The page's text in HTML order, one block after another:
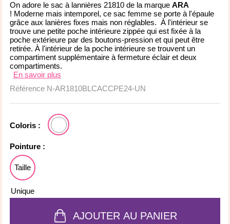
On adore le sac à lannières 21810 de la marque ARA
! Moderne mais intemporel, ce sac femme se porte à l'épaule
grâce aux lanières fixes mais non réglables. À l'intérieur se
trouve une petite poche intérieure zippée qui est fixée à la
poche extérieure par des boutons-pression et qui peut être
retirée. À l'intérieur de la poche intérieure se trouvent un
compartiment supplémentaire à fermeture éclair et deux
compartiments.
En savoir plus
Référence N-AR1810BLCACCPE24-UN
Coloris :
Pointure :
Taille
Unique
AJOUTER AU PANIER